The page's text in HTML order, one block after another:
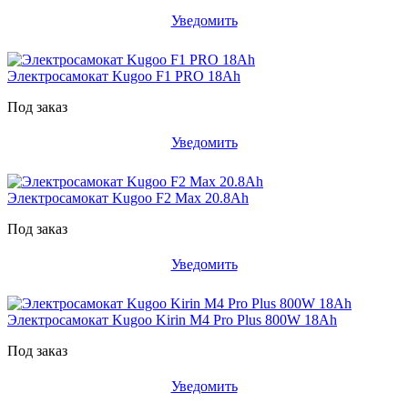
Уведомить
Электросамокат Kugoo F1 PRO 18Ah
Под заказ
Уведомить
Электросамокат Kugoo F2 Max 20.8Ah
Под заказ
Уведомить
Электросамокат Kugoo Kirin M4 Pro Plus 800W 18Ah
Под заказ
Уведомить